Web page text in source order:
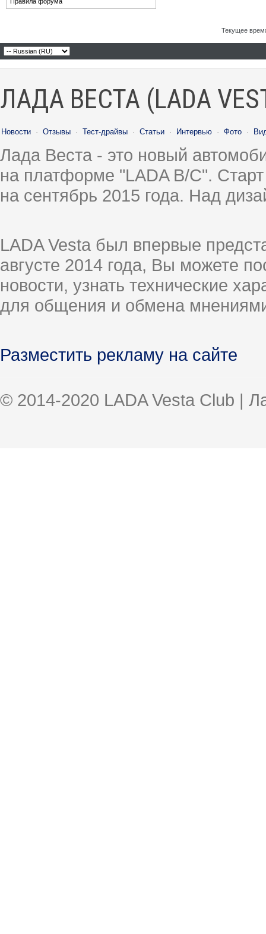
Текущее
ЛАДА ВЕСТА (LADA
Новости · Отзывы · Тест-драйвы · Статьи · Интервью · Фото ·
Лада Веста - это новый
на платформе "LADA B/C".
на сентябрь 2015 года. Над
LADA Vesta был впервые
августе 2014 года, Вы можете
новости, узнать технические
для общения и обмена
Разместить рекламу на сайте
© 2014-2020 LADA Vesta Club |